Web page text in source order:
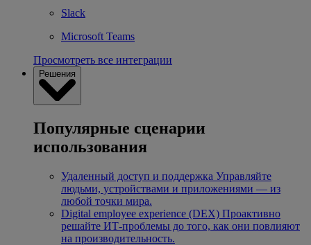
Slack
Microsoft Teams
Просмотреть все интеграции
Решения
Популярные сценарии
использования
Удаленный доступ и поддержка Управляйте
людьми, устройствами и приложениями — из
любой точки мира.
Digital employee experience (DEX) Проактивно
решайте ИТ-проблемы до того, как они повлияют
на производительность.